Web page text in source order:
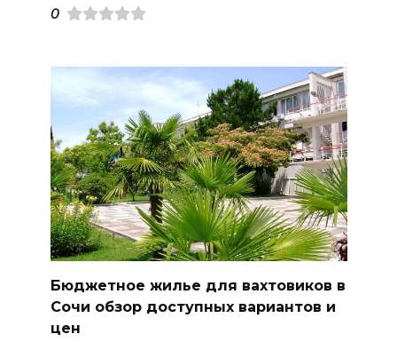
0
Бюджетное жилье для вахтовиков в
Сочи обзор доступных вариантов и
цен